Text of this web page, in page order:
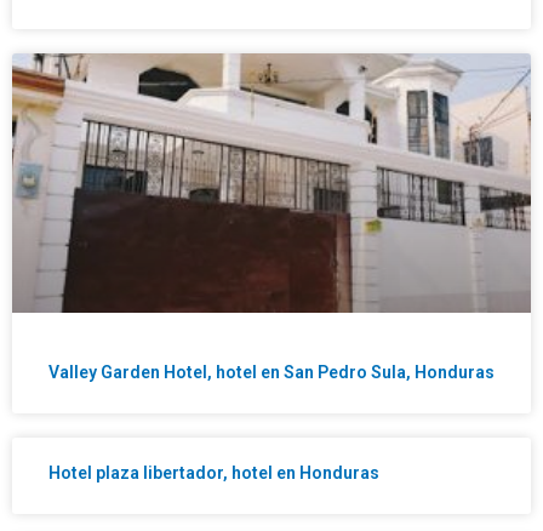
Valley Garden Hotel, hotel en San Pedro Sula, Honduras
Hotel plaza libertador, hotel en Honduras